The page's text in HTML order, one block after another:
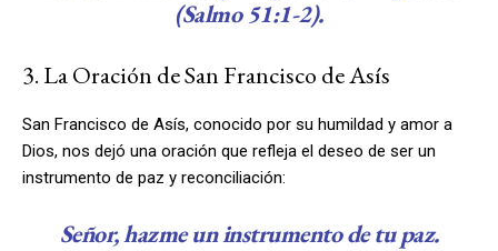
(Salmo 51:1-2).
3. La Oración de San Francisco de Asís
San Francisco de Asís, conocido por su humildad y amor a
Dios, nos dejó una oración que refleja el deseo de ser un
instrumento de paz y reconciliación:
Señor, hazme un instrumento de tu paz.